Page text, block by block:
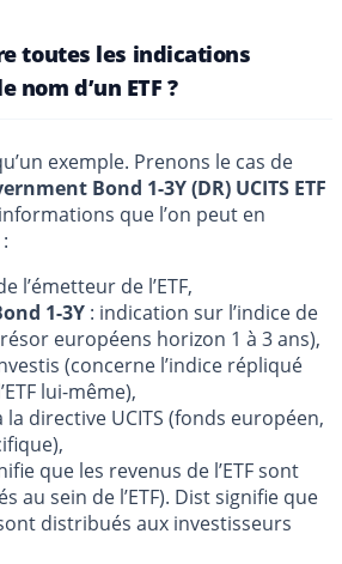
toutes les indications
nom d’un ETF ?
exemple. Prenons le cas de
Bond 1-3Y (DR) UCITS ETF
que l’on peut en
l’émetteur de l’ETF,
1-3Y : indication sur l’indice de
européens horizon 1 à 3 ans),
(concerne l’indice répliqué
lui-même),
la directive UCITS (fonds européen,
que les revenus de l’ETF sont
au sein de l’ETF). Dist signifie que
distribués aux investisseurs